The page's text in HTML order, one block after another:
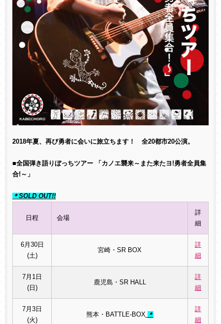
2018年夏、再び勇者に会いに旅立ちます！ 全20都市20公演。
■全国弾き語りぼっちツアー 「カノエ襲来～また来たヨ!勇者全員集
合!～」
＊SOLD OUT!!
日程 会場
詳
細
6月30日
(土)
宮崎・SR BOX
詳
細
7月1日
(日)
鹿児島・SR HALL
詳
細
7月3日
(火)
熊本・BATTLE-BOX ＊
詳
細